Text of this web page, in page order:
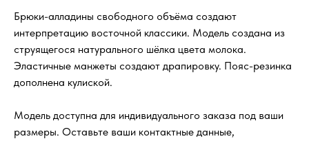
Брюки-алладины свободного объёма создают
интерпретацию восточной классики. Модель создана из
струящегося натурального шёлка цвета молока.
Эластичные манжеты создают драпировку. Пояс-резинка
дополнена кулиской.
Модель доступна для индивидуального заказа под ваши
размеры. Оставьте ваши контактные данные,